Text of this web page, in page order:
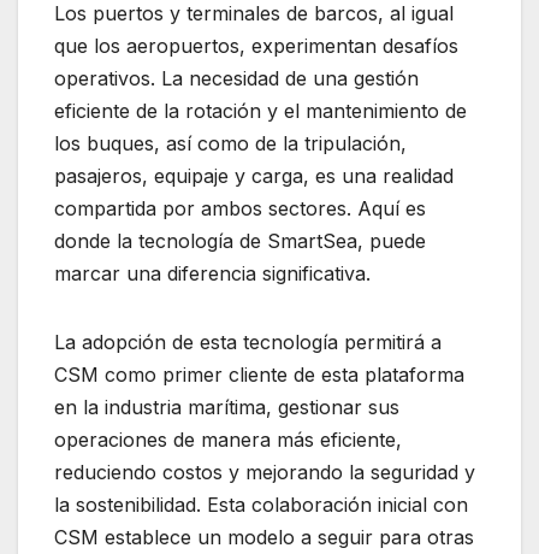
Los puertos y terminales de barcos, al igual
que los aeropuertos, experimentan desafíos
operativos. La necesidad de una gestión
eficiente de la rotación y el mantenimiento de
los buques, así como de la tripulación,
pasajeros, equipaje y carga, es una realidad
compartida por ambos sectores. Aquí es
donde la tecnología de SmartSea, puede
marcar una diferencia significativa.
La adopción de esta tecnología permitirá a
CSM como primer cliente de esta plataforma
en la industria marítima, gestionar sus
operaciones de manera más eficiente,
reduciendo costos y mejorando la seguridad y
la sostenibilidad. Esta colaboración inicial con
CSM establece un modelo a seguir para otras